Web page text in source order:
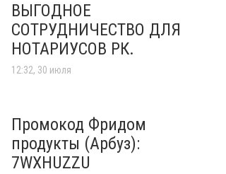
ВЫГОДНОЕ
СОТРУДНИЧЕСТВО ДЛЯ
НОТАРИУСОВ РК.
12:32, 30 июля
Промокод Фридом
продукты (Арбуз):
7WXHUZZU